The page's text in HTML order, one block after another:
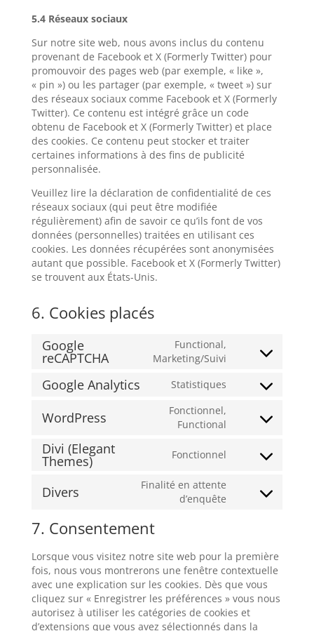
5.4 Réseaux sociaux
Sur notre site web, nous avons inclus du contenu
provenant de Facebook et X (Formerly Twitter) pour
promouvoir des pages web (par exemple, « like »,
« pin ») ou les partager (par exemple, « tweet ») sur
des réseaux sociaux comme Facebook et X (Formerly
Twitter). Ce contenu est intégré grâce un code
obtenu de Facebook et X (Formerly Twitter) et place
des cookies. Ce contenu peut stocker et traiter
certaines informations à des fins de publicité
personnalisée.
Veuillez lire la déclaration de confidentialité de ces
réseaux sociaux (qui peut être modifiée
régulièrement) afin de savoir ce qu’ils font de vos
données (personnelles) traitées en utilisant ces
cookies. Les données récupérées sont anonymisées
autant que possible. Facebook et X (Formerly Twitter)
se trouvent aux États-Unis.
6. Cookies placés
Google
reCAPTCHA
Functional,
Marketing/Suivi
Consent
service
recaptcha
Google Analytics Statistiques
Consent
service
WordPress
Fonctionnel,
Functional
Consent
service
Divi (Elegant
Themes) Fonctionnel
Consent
service
Divers
Finalité en attente
d’enquête
Consent
7. Consentement
Lorsque vous visitez notre site web pour la première
fois, nous vous montrerons une fenêtre contextuelle
avec une explication sur les cookies. Dès que vous
cliquez sur « Enregistrer les préférences » vous nous
autorisez à utiliser les catégories de cookies et
d’extensions que vous avez sélectionnés dans la